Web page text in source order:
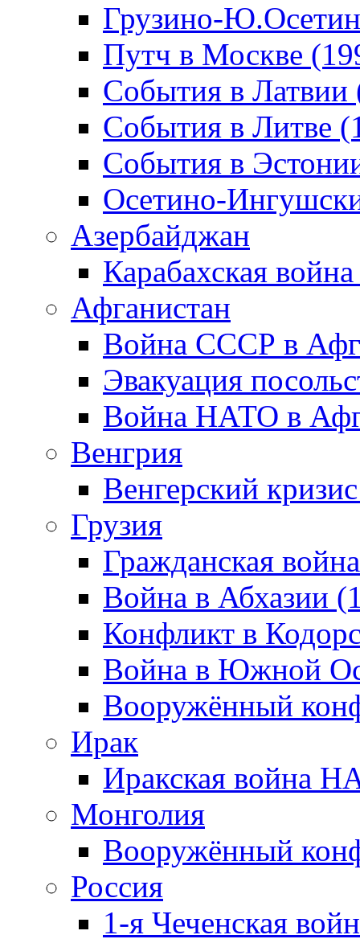
Грузино-
Путч в Москве
События в Латвии
События в Литве
События в
Осетино-
Азербайджан
Карабахская
Афганистан
Война СССР в
Эвакуация
Война НАТО в
Венгрия
Венгерский
Грузия
Гражданская
Война в Абхазии
Конфликт в
Война в Южной
Вооружённый
Ирак
Иракская война
Монголия
Вооружённый
Россия
1-я Чеченская